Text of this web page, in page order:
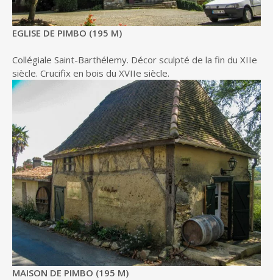
EGLISE DE PIMBO (195 M)
Collégiale Saint-Barthélemy. Décor sculpté de la fin du XIIe
siècle. Crucifix en bois du XVIIe siècle.
MAISON DE PIMBO (195 M)